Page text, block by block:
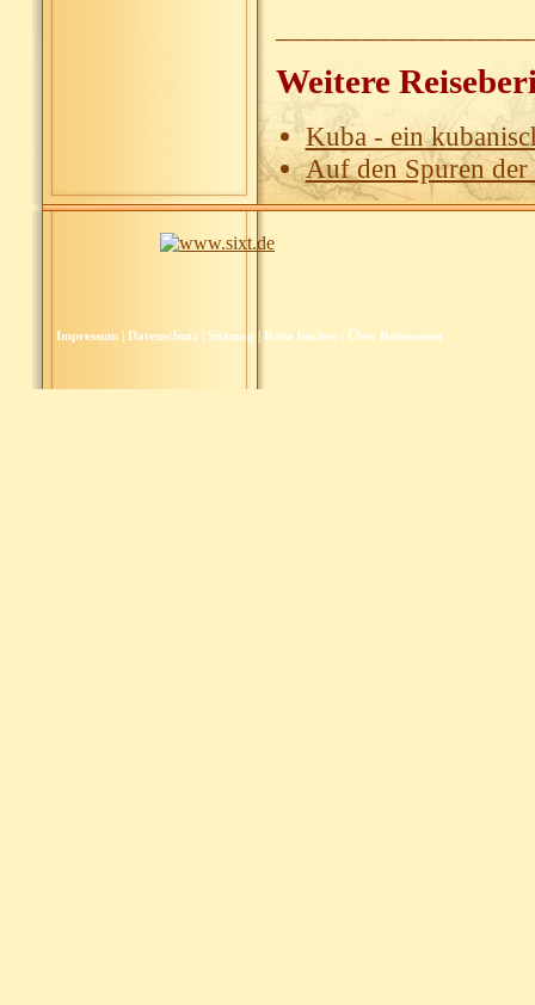
Weitere
Kuba - ein
Auf den Spuren der
Impressum| Datenschutz| Sitemap| Reise buchen| Über Reiseoasen